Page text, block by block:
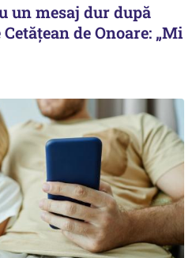
un mesaj dur după
de Onoare: „Mi